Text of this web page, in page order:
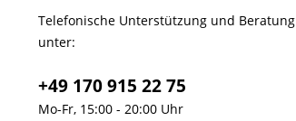
Telefonische Unterstützung und Beratung
unter:
+49 170 915 22 75
Mo-Fr, 15:00 - 20:00 Uhr